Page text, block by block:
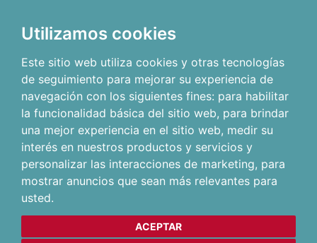
Utilizamos cookies
Este sitio web utiliza cookies y otras tecnologías
de seguimiento para mejorar su experiencia de
navegación con los siguientes fines: para habilitar
la funcionalidad básica del sitio web, para brindar
una mejor experiencia en el sitio web, medir su
interés en nuestros productos y servicios y
personalizar las interacciones de marketing, para
mostrar anuncios que sean más relevantes para
usted.
ACEPTAR